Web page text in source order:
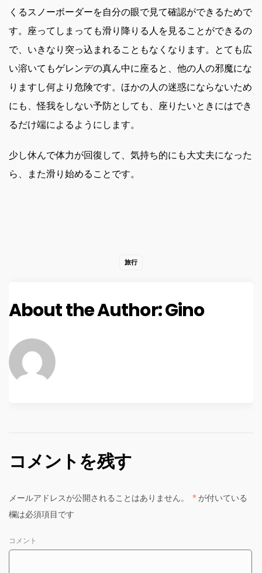
くるスノーボーダーを自分の眼で見て確認ができるためで
す。座ってしまっても滑り降りる人を見ることができるの
で、いきなり突っ込まれることもなくなります。とても広
い溶いてもゲレンデの真ん中に座ると、他の人の邪魔にな
りますし何より危険です。ほかの人の迷惑にならないため
にも、怪我をしない予防としても、座りたいときにはでき
るだけ端によるようにします。
少し休んで体力が回復して、気持ち的にも大丈夫になった
ら、また滑り始めることです。
旅行
About the Author:Gino
コメントを残す
メールアドレスが公開されることはありません。 * が付いている
欄は必須項目です
コメント